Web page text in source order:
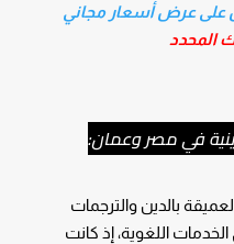
على عرض أسعار مجاني
المحدد
في مصر وعمان:
بالدين والترجمات
اللغوية، إذ كانت